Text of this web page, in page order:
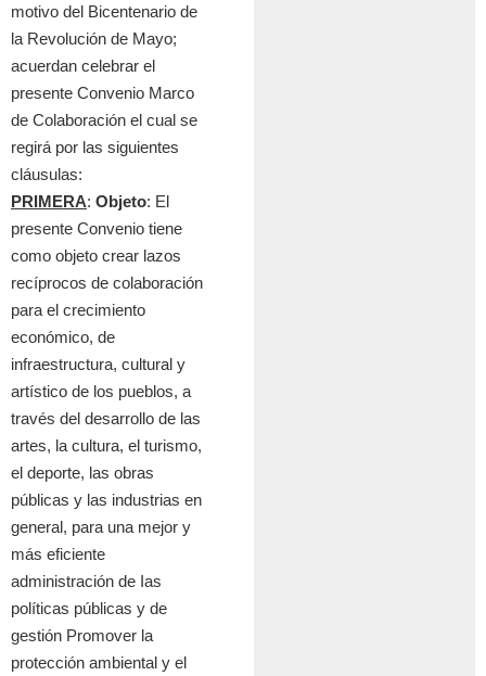
motivo del Bicentenario de
la Revolución de Mayo;
acuerdan celebrar el
presente Convenio Marco
de Colaboración el cual se
regirá por las siguientes
cl áusulas:
PRIMERA: Objeto: El
presente Convenio tiene
como objeto crear lazos
recíprocos de colaboración
para el crecimiento
económico, de
infraestructura, cultural y
artístico de los pueblos, a
través del desarrollo de las
artes, la cultura, el turismo,
el deporte, las obras
públicas y las industrias en
general, para una mejor y
más eficiente
administración de Ias
pol íticas públicas y de
gestión Promover la
protección ambiental y el